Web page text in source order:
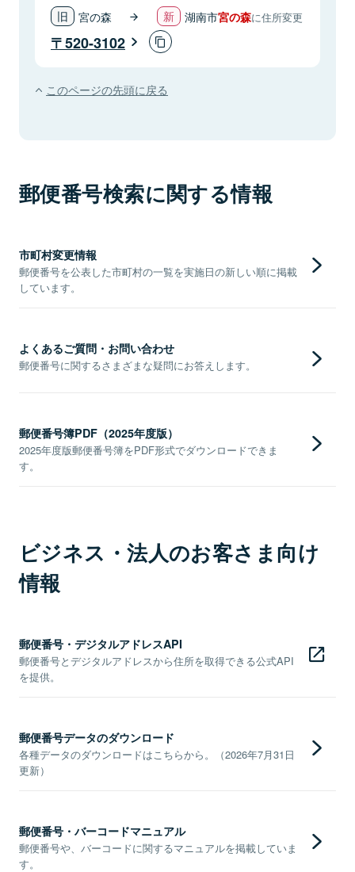
宮の森 湖南市宮の森に住所変更
520-3102
このページの先頭に戻る
郵便番号検索に関する情報
市町村変更情報
郵便番号を公表した市町村の一覧を実施日の新しい順に掲載
しています。
よくあるご質問・お問い合わせ
郵便番号に関するさまざまな疑問にお答えします。
郵便番号簿PDF（2025年度版）
2025年度版郵便番号簿をPDF形式でダウンロードできま
す。
ビジネス・法人のお客さま向け
情報
郵便番号・デジタルアドレスAPI
郵便番号とデジタルアドレスから住所を取得できる公式API
を提供。
郵便番号データのダウンロード
各種データのダウンロードはこちらから。（2026年7月31日
更新）
郵便番号・バーコードマニュアル
郵便番号や、バーコードに関するマニュアルを掲載していま
す。